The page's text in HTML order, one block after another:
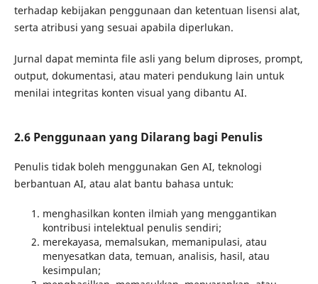
terhadap kebijakan penggunaan dan ketentuan lisensi alat,
serta atribusi yang sesuai apabila diperlukan.
Jurnal dapat meminta file asli yang belum diproses, prompt,
output, dokumentasi, atau materi pendukung lain untuk
menilai integritas konten visual yang dibantu AI.
2.6 Penggunaan yang Dilarang bagi Penulis
Penulis tidak boleh menggunakan Gen AI, teknologi
berbantuan AI, atau alat bantu bahasa untuk:
menghasilkan konten ilmiah yang menggantikan
kontribusi intelektual penulis sendiri;
merekayasa, memalsukan, memanipulasi, atau
menyesatkan data, temuan, analisis, hasil, atau
kesimpulan;